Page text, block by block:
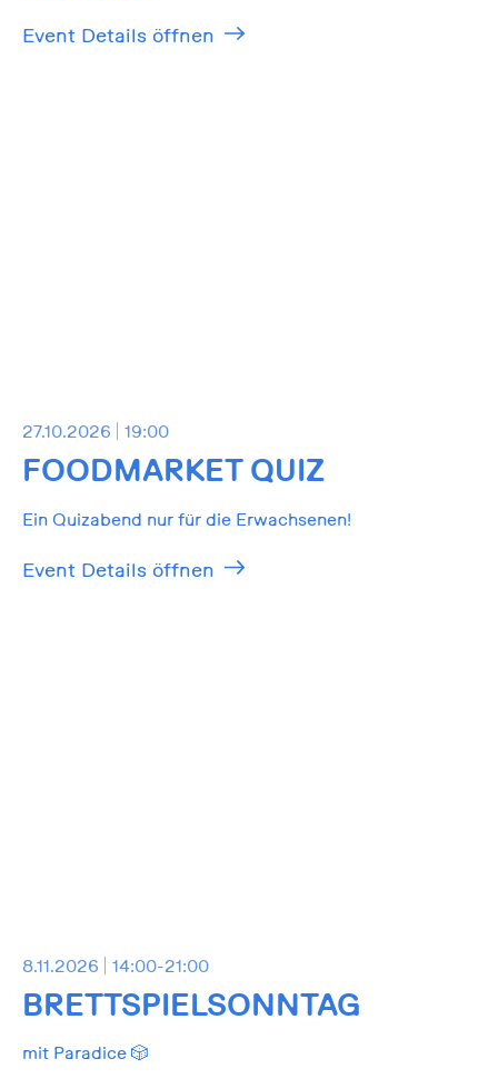
Event Details öffnen
27.10.2026 19:00
FOODMARKET QUIZ
Ein Quizabend nur für die Erwachsenen!
Event Details öffnen
8.11.2026 14:00-21:00
BRETTSPIELSONNTAG
mit Paradice 🎲